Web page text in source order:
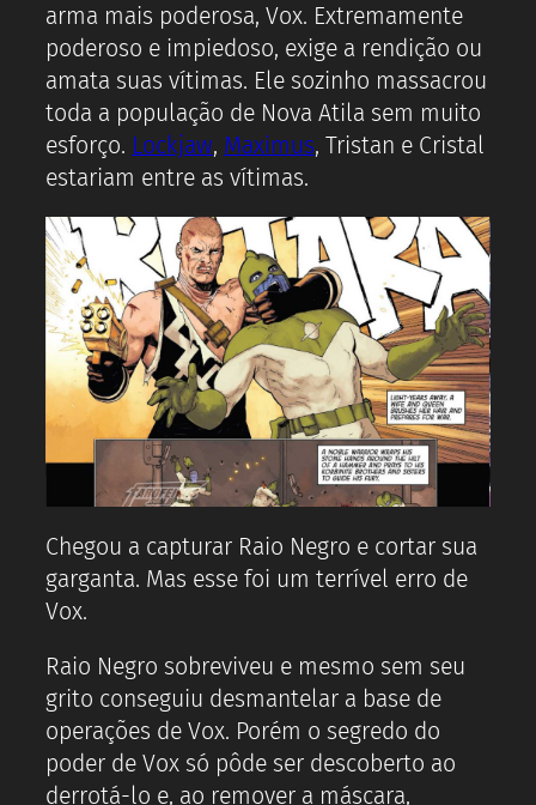
arma mais poderosa, Vox. Extremamente
poderoso e impiedoso, exige a rendição ou
amata suas vítimas. Ele sozinho massacrou
toda a população de Nova Atila sem muito
esforço. Lockjaw, Maximus, Tristan e Cristal
estariam entre as vítimas.
Chegou a capturar Raio Negro e cortar sua
garganta. Mas esse foi um terrível erro de
Vox.
Raio Negro sobreviveu e mesmo sem seu
grito conseguiu desmantelar a base de
operações de Vox. Porém o segredo do
poder de Vox só pôde ser descoberto ao
derrotá-lo e, ao remover a máscara,